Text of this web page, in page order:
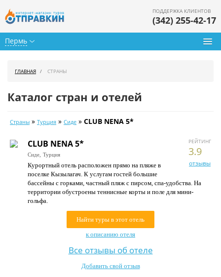
Пермь
ПОДДЕРЖКА КЛИЕНТОВ
(342) 255-42-17
Календарь туров
Цены дня
Страны
Как купить
ГЛАВНАЯ СТРАНЫ
Каталог стран и отелей
Страны » Турция » Сиде » CLUB NENA 5*
РЕЙТИНГ
3.9
отзывы
CLUB NENA 5*
Сиде, Турция
Курортный отель расположен прямо на пляже в
поселке Кызылагач. К услугам гостей большие
бассейны с горками, частный пляж с пирсом, спа-удобства. На
территории обустроены теннисные корты и поле для мини-
гольфа.
Найти туры в этот отель
к описанию отеля
Все отзывы об отеле
Добавить свой отзыв